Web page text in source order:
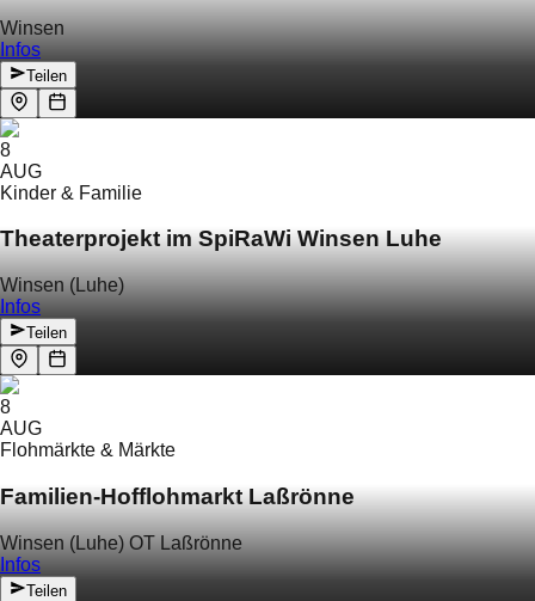
Winsen
Infos
Teilen
8
AUG
Kinder & Familie
Theaterprojekt im SpiRaWi Winsen Luhe
Winsen (Luhe)
Infos
Teilen
8
AUG
Flohmärkte & Märkte
Familien-Hofflohmarkt Laßrönne
Winsen (Luhe) OT Laßrönne
Infos
Teilen